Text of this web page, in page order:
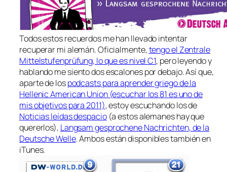
Todos estos recuerdos me han llevado intentar
recuperar mi alemán. Oficialmente,tengo el Zentrale
Mittelstufenprüfung, lo que es nivel C1, pero leyendo y
hablando me siento dos escalones por debajo. Así que,
aparte de lospodcastspara aprender griego de la
Hellenic American Union (escuchar los 81 es uno de
mis objetivos para 2011), estoy escuchando los de
Noticias leídas despacio(a estos alemanes hay que
quererlos), Langsam gesprochene Nachrichten, de la
Deutsche Welle. Ambos están disponibles también en
iTunes.